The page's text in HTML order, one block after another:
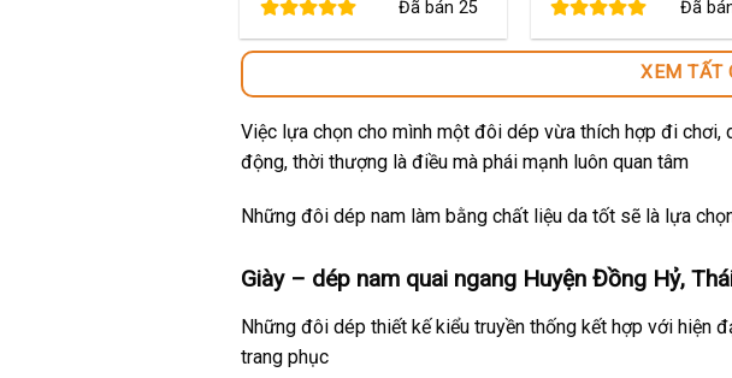
tại
380,000 ₫.
Đã bán25
là:Đã
XEM TẤT
Việc lựa chọn cho mình một đôi dép vừa thích hợp đi chơi,
động, thời thượng là điều mà phái mạnh luôn quan tâm
Những đôi dép nam làm bằng chất liệu da tốt sẽ là lựa
Giày – dép nam quai ngang Huyện Đồng Hỷ,
Những đôi dép thiết kế kiểu truyền thống kết hợp với hiện
trang phục